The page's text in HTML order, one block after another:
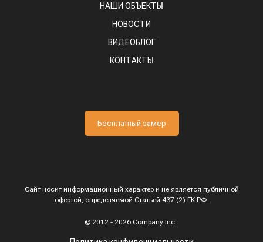
НАШИ ОБЪЕКТЫ
НОВОСТИ
ВИДЕОБЛОГ
КОНТАКТЫ
Бесплатный замер
Сайт носит информационный характер и не является публичной
офертой, определяемой Статьей 437 (2) ГК РФ.
© 2012 - 2026 Company Inc.